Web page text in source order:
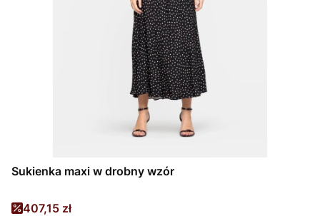
Sukienka maxi w drobny wzór
Cena promocyjna
407,15 zł